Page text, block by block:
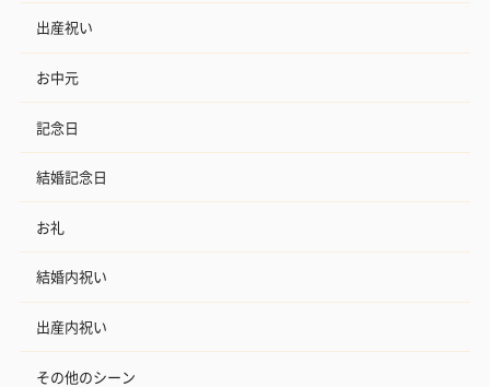
出産祝い
お中元
記念日
結婚記念日
お礼
結婚内祝い
出産内祝い
その他のシーン